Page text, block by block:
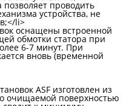
проводить
устройства, не
li>
оснащены встроенной
обмотки статора при
6-7 минут. При
вновь (временной
ASF изготовлен из
очищаемой поверхностью